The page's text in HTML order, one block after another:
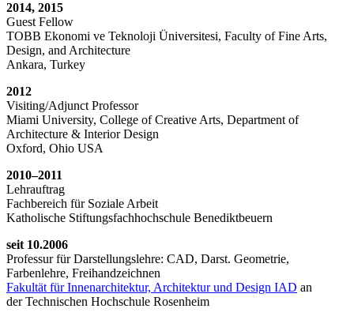
2014, 2015
Guest Fellow
TOBB Ekonomi ve Teknoloji Üniversitesi, Faculty of Fine Arts,
Design, and Architecture
Ankara, Turkey
2012
Visiting/Adjunct Professor
Miami University, College of Creative Arts, Department of
Architecture & Interior Design
Oxford, Ohio USA
2010–2011
Lehrauftrag
Fachbereich für Soziale Arbeit
Katholische Stiftungsfachhochschule Benediktbeuern
seit 10.2006
Professur für Darstellungslehre: CAD, Darst. Geometrie,
Farbenlehre, Freihandzeichnen
Fakultät für Innenarchitektur, Architektur und Design IAD an
der Technischen Hochschule Rosenheim